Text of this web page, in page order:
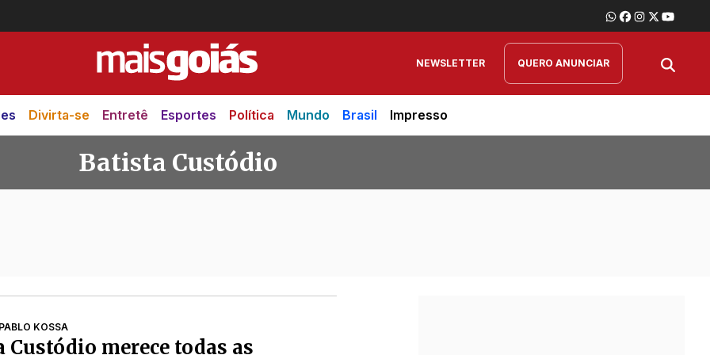
NEWSLETTER QUERO ANUNCIAR
Divirta-se Entretê Esportes Política Mundo Brasil Impresso
Batista Custódio
KOSSA
Custódio merece todas as